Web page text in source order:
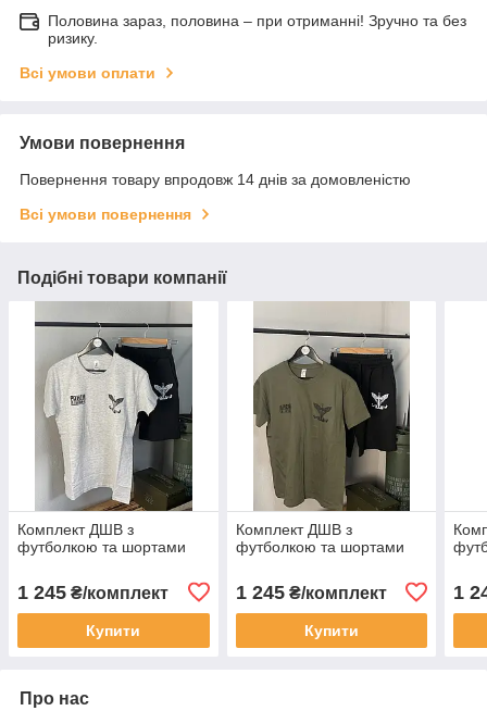
Половина зараз, половина – при отриманні! Зручно та без
ризику.
Всі умови оплати
Умови повернення
Повернення товару впродовж 14 днів за домовленістю
Всі умови повернення
Подібні товари компанії
Комплект ДШВ з
футболкою та шортами
1 245 ₴/комплект
Купити
Комплект ДШВ з
футболкою та шортами
1 245₴/комплект
Купити
1
Про нас